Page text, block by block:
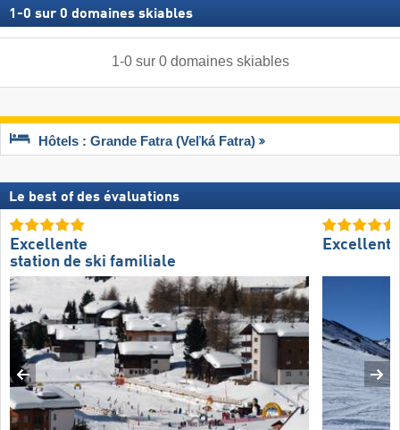
1 -0 sur 0 domaines skiables
1-0sur 0 domaines skiables
Hôtels : Grande Fatra (Veľká Fatra)
Le best of des évaluations
Excellente
station de ski familiale
Excellent